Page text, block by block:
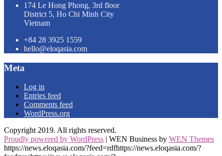
174 Le Hong Phong, 3rd floor
District 5, Ho Chi Minh City
Vietnam
+84 28 3925 1559
hello@eloqasia.com
Meta
Log in
Entries feed
Comments feed
WordPress.org
Copyright 2019. All rights reserved.
Proudly powered by WordPress | WEN Business by WEN Themes
https://news.eloqasia.com/?feed=rdfhttps://news.eloqasia.com/?